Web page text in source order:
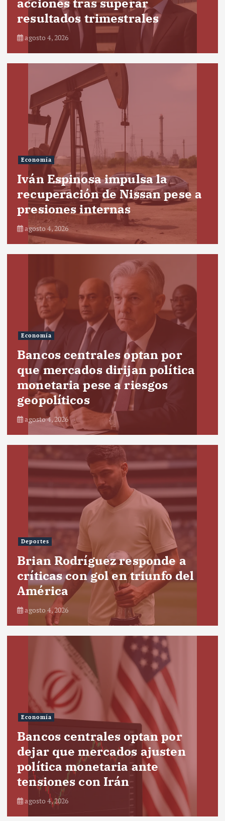
resultados trimestrales
agosto 4, 2026
Economía
Iván Espinosa impulsa la
recuperación de Nissan pese a
presiones internas
agosto 4, 2026
Economía
Bancos centrales optan por
que mercados dirijan política
monetaria pese a riesgos
geopolíticos
agosto 4, 2026
Deportes
Brian Rodríguez responde a
críticas con gol en triunfo del
América
agosto 4, 2026
Economía
Bancos centrales optan por
dejar que mercados ajusten
política monetaria ante
tensiones con Irán
agosto 4, 2026